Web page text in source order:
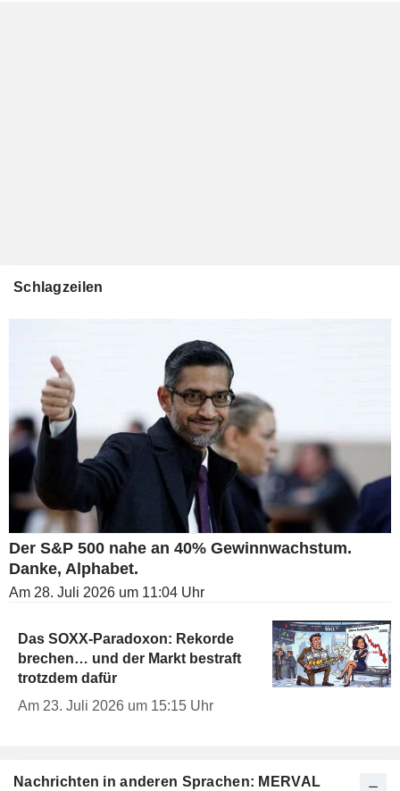
Nachrichten in anderen Sprachen: MERVAL
Schlagzeilen
Der S&P 500 nahe an 40% Gewinnwachstum.
Danke, Alphabet.
Am 28. Juli 2026 um 11:04 Uhr
Das SOXX-Paradoxon: Rekorde
brechen… und der Markt bestraft
trotzdem dafür
Am 23. Juli 2026 um 15:15 Uhr